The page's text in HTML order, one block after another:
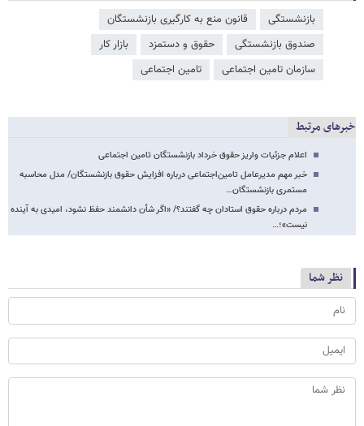
بازنشستگی
قانون منع به کارگیری بازنشستگان
صندوق بازنشستگی
حقوق و دستمزد
بازار کار
سازمان تامین اجتماعی
تامین اجتماعی
خبرهای مرتبط
اعلام جزئیات واریز حقوق خرداد بازنشستگان تامین اجتماعی
خبر مهم مدیرعامل تامین‌اجتماعی درباره افزایش حقوق بازنشستگان/ مدل محاسبه
مستمری بازنشستگان…
مردم درباره حقوق استادان چه گفتند؟/ «اگر شأن دانشمند حفظ نشود، امیدی به آینده
نیست»؛…
نظر شما